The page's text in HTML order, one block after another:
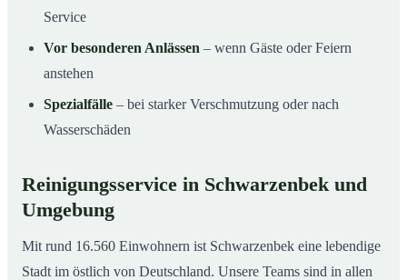
Service
Vor besonderen Anlässen – wenn Gäste oder Feiern
anstehen
Spezialfälle – bei starker Verschmutzung oder nach
Wasserschäden
Reinigungsservice in Schwarzenbek und
Umgebung
Mit rund 16.560 Einwohnern ist Schwarzenbek eine lebendige
Stadt im östlich von Deutschland. Unsere Teams sind in allen